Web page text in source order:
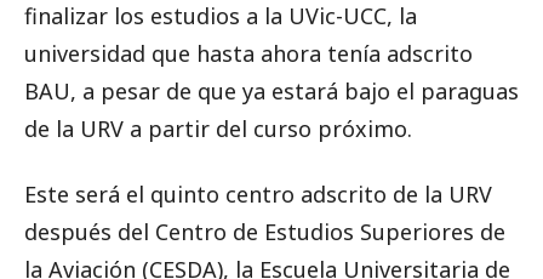
finalizar los estudios a la UVic-UCC, la
universidad que hasta ahora tenía adscrito
BAU, a pesar de que ya estará bajo el paraguas
de la URV a partir del curso próximo.
Este será el quinto centro adscrito de la URV
después del Centro de Estudios Superiores de
la Aviación (CESDA), la Escuela Universitaria de